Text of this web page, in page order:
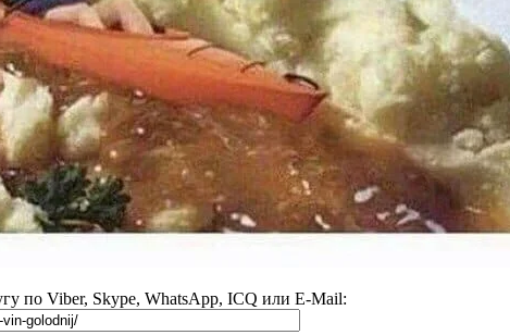
по Viber, Skype, WhatsApp, ICQ или E-Mail: